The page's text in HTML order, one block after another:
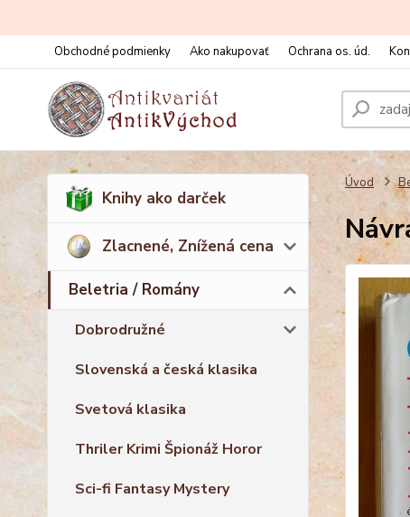
Obchodné podmienky Ako nakupovať Ochrana os. úd.
Knihy ako darček
Zlacnené, Znížená cena
Beletria / Romány
Dobrodružné
Slovenská a česká klasika
Svetová klasika
Thriler Krimi Špionáž Horor
Sci-fi Fantasy Mystery
Úvod